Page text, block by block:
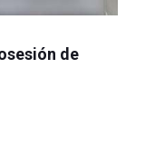
de